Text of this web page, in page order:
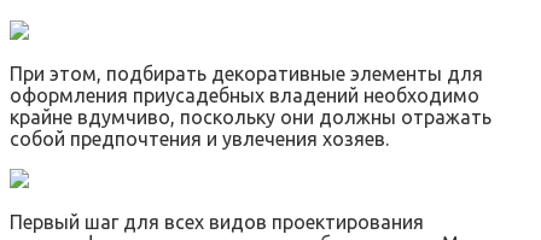
При этом, подбирать декоративные элементы для
оформления приусадебных владений необходимо
крайне вдумчиво, поскольку они должны отражать
собой предпочтения и увлечения хозяев.
Первый шаг для всех видов проектирования